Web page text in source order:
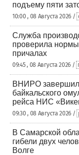
подъему пяти
10:00 , 08 Августа 2026 /
Служба
проверила нормы
причалах
09:45 , 08 Августа 2026 /
ВНИРО
байкальского
рейса НИС
09:30 , 08 Августа 2026 /
В Самарской
гибели двух
Волге